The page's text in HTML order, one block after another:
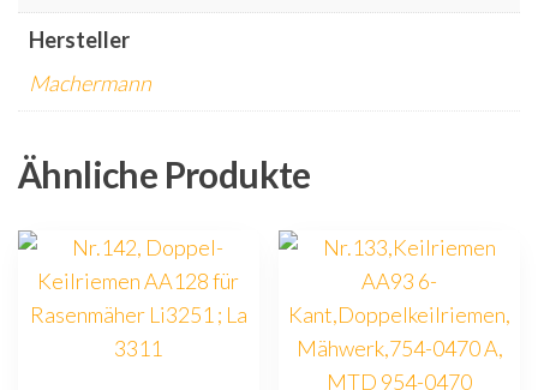
Hersteller
Machermann
Ähnliche Produkte